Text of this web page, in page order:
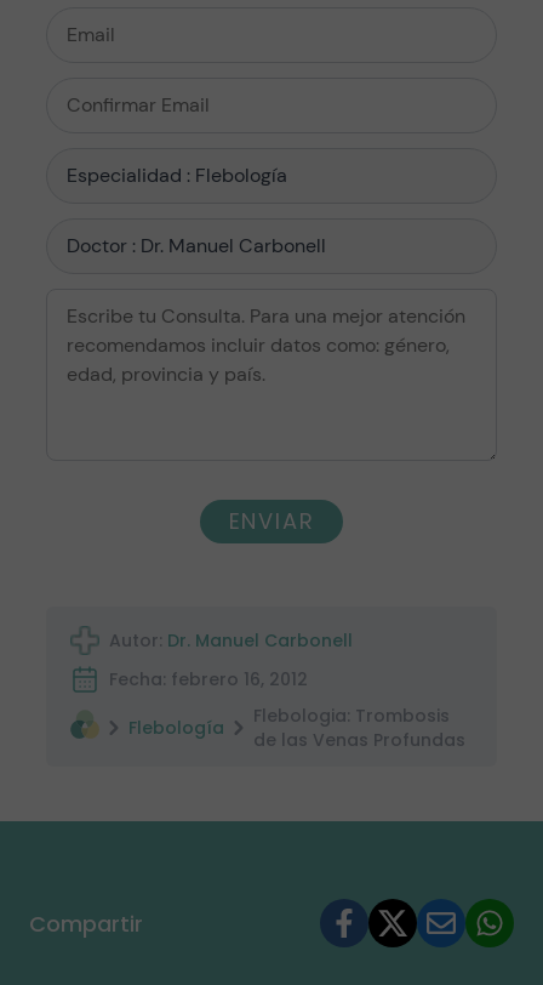
ENVIAR
Autor: Dr. Manuel Carbonell
Fecha: febrero 16, 2012
Flebología
Flebologia: Trombosis
de las Venas Profundas
Compartir